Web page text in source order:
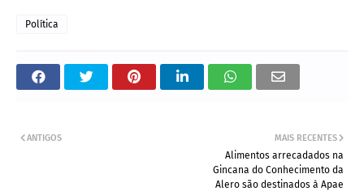
Política
MAIS RECENTES
Alimentos arrecadados na
Gincana do Conhecimento da
Alero são destinados à Apae
ANTIGOS